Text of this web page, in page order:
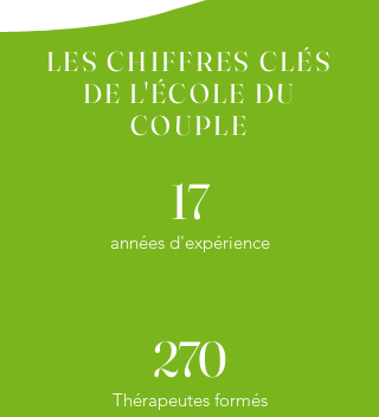
LES CHIFFRES CLÉS
DE L'ÉCOLE DU
COUPLE
17
années d'expérience
270
Thérapeutes formés